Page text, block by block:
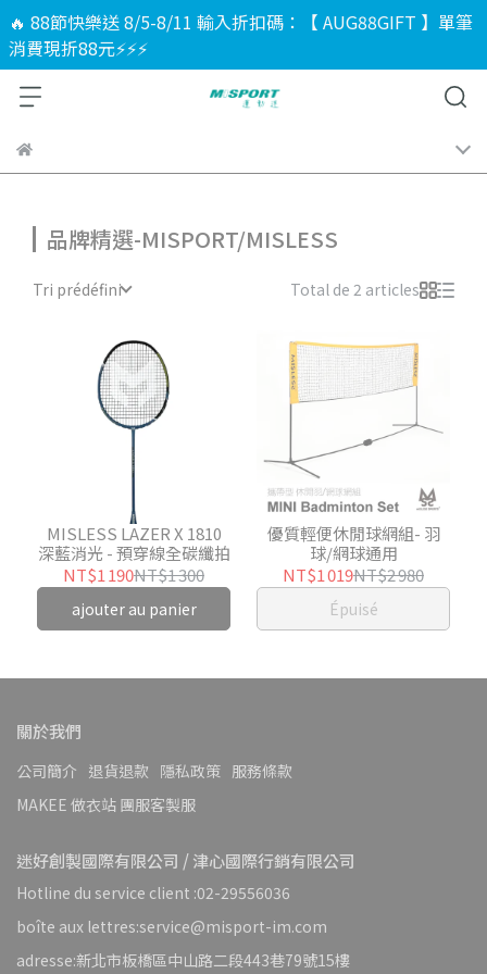
🔥 88節快樂送 8/5-8/11 輸入折扣碼：【 AUG88GIFT 】單筆
消費現折88元⚡⚡⚡
品牌精選-MISPORT/MISLESS
Tri prédéfini Total de 2 articles
MISLESS LAZER X 1810
深藍消光 - 預穿線全碳纖拍
NT$1 190NT$1 300
ajouter au panier
優質輕便休閒球網組- 羽
球/網球通用
NT$1 019NT$2 980
Épuisé
關於我們
公司簡介 退貨退款 隱私政策 服務條款
MAKEE 做衣站 團服客製服
迷好創製國際有限公司 / 津心國際行銷有限公司
Hotline du service client :02-29556036
boîte aux lettres:service@misport-im.com
adresse:新北市板橋區中山路二段443巷79號15樓